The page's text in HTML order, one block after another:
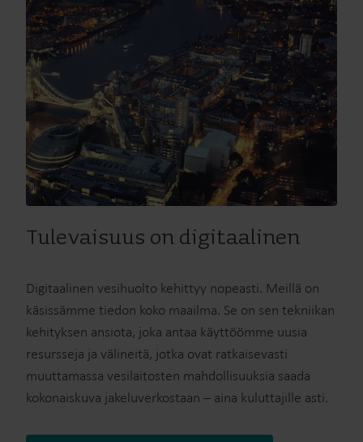
Tulevaisuus on digitaalinen
Digitaalinen vesihuolto kehittyy nopeasti. Meillä on
käsissämme tiedon koko maailma. Se on sen tekniikan
kehityksen ansiota, joka antaa käyttöömme uusia
resursseja ja välineitä, jotka ovat ratkaisevasti
muuttamassa vesilaitosten mahdollisuuksia saada
kokonaiskuva jakeluverkostaan – aina kuluttajille asti.